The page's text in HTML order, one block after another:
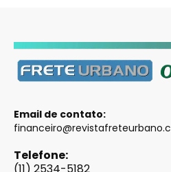
Email de contato:
Telefone: